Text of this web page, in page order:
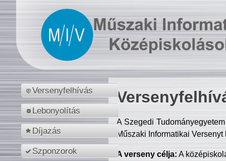
Versenyfelhívás
Lebonyolítás
Díjazás
Szponzorok
A Szegedi
Műszaki Informatikai
A verseny célja: A